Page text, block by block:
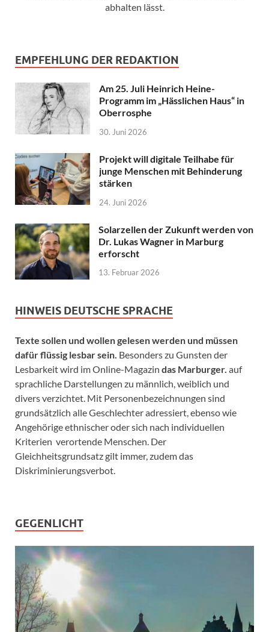
abhalten lässt.
EMPFEHLUNG DER REDAKTION
Am 25. Juli Heinrich Heine-
Programm im „Hässlichen Haus“ in
Oberrosphe
30. Juni 2026
Projekt will digitale Teilhabe für
junge Menschen mit Behinderung
stärken
24. Juni 2026
Solarzellen der Zukunft werden von
Dr. Lukas Wagner in Marburg
erforscht
13. Februar 2026
HINWEIS DEUTSCHE SPRACHE
Texte sollen und wollen gelesen werden und müssen
dafür flüssig lesbar sein. Besonders zu Gunsten der
Lesbarkeit wird im Online-Magazin das Marburger. auf
sprachliche Darstellungen zu männlich, weiblich und
divers verzichtet. Mit Personenbezeichnungen sind
grundsätzlich alle Geschlechter adressiert, ebenso wie
Angehörige ethnischer oder sich nach individuellen
Kriterien verortende Menschen. Der
Gleichheitsgrundsatz gilt immer, zudem das
Diskriminierungsverbot.
GEGENLICHT